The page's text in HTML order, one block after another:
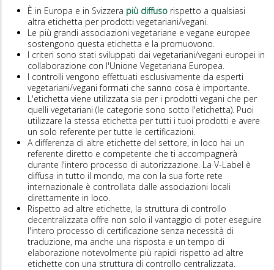
È in Europa e in Svizzera più diffuso rispetto a qualsiasi
altra etichetta per prodotti vegetariani/vegani.
Le più grandi associazioni vegetariane e vegane europee
sostengono questa etichetta e la promuovono.
I criteri sono stati sviluppati dai vegetariani/vegani europei in
collaborazione con l'Unione Vegetariana Europea.
I controlli vengono effettuati esclusivamente da esperti
vegetariani/vegani formati che sanno cosa è importante.
L'etichetta viene utilizzata sia per i prodotti vegani che per
quelli vegetariani (le categorie sono sotto l'etichetta). Puoi
utilizzare la stessa etichetta per tutti i tuoi prodotti e avere
un solo referente per tutte le certificazioni.
A differenza di altre etichette del settore, in loco hai un
referente diretto e competente che ti accompagnerà
durante l'intero processo di autorizzazione. La V-Label è
diffusa in tutto il mondo, ma con la sua forte rete
internazionale è controllata dalle associazioni locali
direttamente in loco.
Rispetto ad altre etichette, la struttura di controllo
decentralizzata offre non solo il vantaggio di poter eseguire
l'intero processo di certificazione senza necessità di
traduzione, ma anche una risposta e un tempo di
elaborazione notevolmente più rapidi rispetto ad altre
etichette con una struttura di controllo centralizzata.